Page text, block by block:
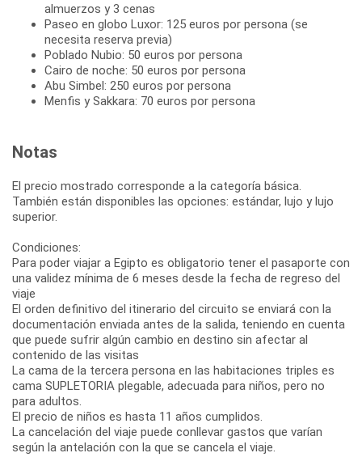
almuerzos y 3 cenas
Paseo en globo Luxor: 125 euros por persona (se
necesita reserva previa)
Poblado Nubio: 50 euros por persona
Cairo de noche: 50 euros por persona
Abu Simbel: 250 euros por persona
Menfis y Sakkara: 70 euros por persona
Notas
El precio mostrado corresponde a la categoría básica.
También están disponibles las opciones: estándar, lujo y lujo
superior.
Condiciones:
Para poder viajar a Egipto es obligatorio tener el pasaporte con
una validez mínima de 6 meses desde la fecha de regreso del
viaje
El orden definitivo del itinerario del circuito se enviará con la
documentación enviada antes de la salida, teniendo en cuenta
que puede sufrir algún cambio en destino sin afectar al
contenido de las visitas
La cama de la tercera persona en las habitaciones triples es
cama SUPLETORIA plegable, adecuada para niños, pero no
para adultos.
El precio de niños es hasta 11 años cumplidos.
La cancelación del viaje puede conllevar gastos que varían
según la antelación con la que se cancela el viaje.